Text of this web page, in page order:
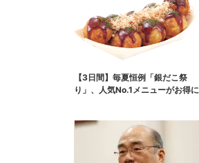
【3日間】毎夏恒例「銀だこ祭
り」、人気No.1メニューがお得に